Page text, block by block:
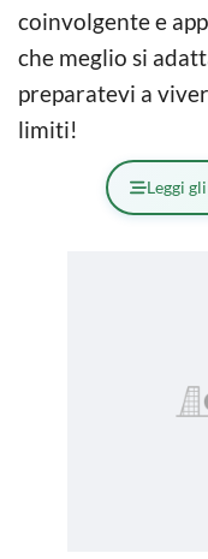
coinvolgente e
che meglio si
preparatevi a
limiti!
Leggi